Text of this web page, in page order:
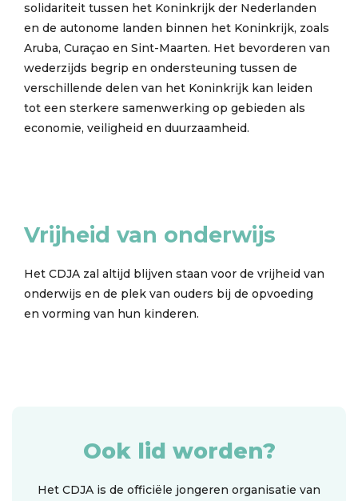
solidariteit tussen het Koninkrijk der Nederlanden
en de autonome landen binnen het Koninkrijk, zoals
Aruba, Curaçao en Sint-Maarten. Het bevorderen van
wederzijds begrip en ondersteuning tussen de
verschillende delen van het Koninkrijk kan leiden
tot een sterkere samenwerking op gebieden als
economie, veiligheid en duurzaamheid.
Vrijheid van onderwijs
Het CDJA zal altijd blijven staan voor de vrijheid van
onderwijs en de plek van ouders bij de opvoeding
en vorming van hun kinderen.
Ook lid worden?
Het CDJA is de officiële jongeren organisatie van